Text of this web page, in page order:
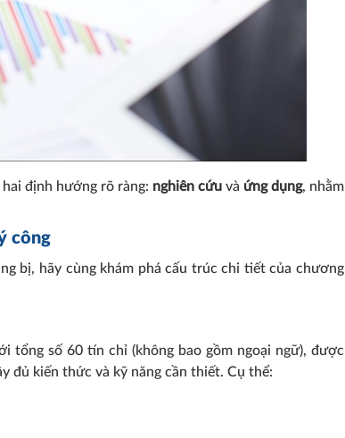
định hướng rõ ràng: nghiên cứuvà ứng dụng, nhằm
công
bị, hãy cùng khám phá cấu trúc chi tiết của chương
tổng số 60 tín chỉ (không bao gồm ngoại ngữ), được
đủ kiến thức và kỹ năng cần thiết. Cụ thể:
Các phương thức tuyển sinh
đại học chính quy năm 2024